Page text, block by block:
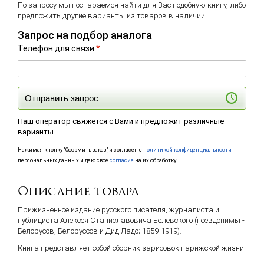
По запросу мы постараемся найти для Вас подобную книгу, либо
предложить другие варианты из товаров в наличии.
Запрос на подбор аналога
Телефон для связи *
Отправить запрос
Наш оператор свяжется с Вами и предложит различные
варианты.
Нажимая кнопку "Оформить заказ", я согласен с политикой конфиденциальности
персональных данных и даю свое согласие на их обработку.
Описание товара
Прижизненное издание русского писателя, журналиста и
публициста Алексея Станиславовича Белевского (псевдонимы -
Белорусов, Белоруссов и Дид Ладо; 1859-1919).
Книга представляет собой cборник зарисовок парижской жизни